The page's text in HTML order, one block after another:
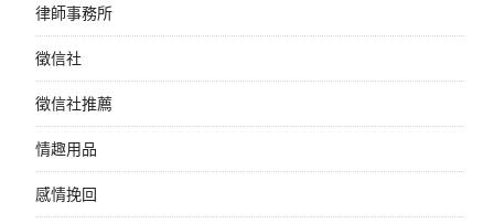
律師事務所
徵信社
徵信社推薦
情趣用品
感情挽回